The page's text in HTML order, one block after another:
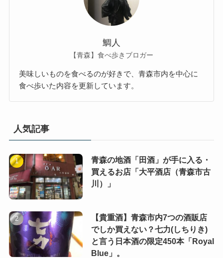
鯛人
【青森】食べ歩きブロガー
美味しいものを食べるのが好きで、青森市内を中心に
食べ歩いた内容を更新しています。
人気記事
青森の地酒「田酒」が手に入る・
買えるお店「大平酒店（青森市古
川）」
【貴重酒】青森市内7つの酒販店
でしか買えない？七力(しちりき)
と言う日本酒の限定450本「Royal
Blue」。